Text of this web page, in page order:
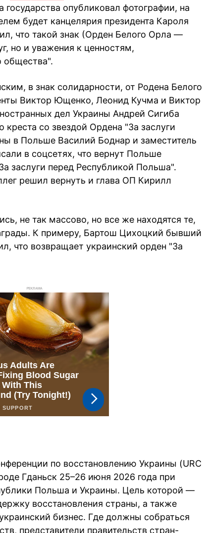
опубликовал фотографии, на
будет канцелярия президента Кароля
что такой знак (Орден Белого Орла —
но и уважения к ценностям,
общества".
в знак солидарности, от Родена Белого
Виктор Ющенко, Леонид Кучма и Виктор
дел Украины Андрей Сигиба
креста со звездой Ордена "За заслуги
в Польше Василий Боднар и заместитель
в соцсетях, что вернут Польше
заслуги перед Республикой Польша".
решил вернуть и глава ОП Кирилл
не так массово, но все же находятся те,
К примеру, Бартош Цихоцкий бывший
что возвращает украинский орден "За
РЕКЛАМА
по восстановлению Украины (URC
Гданьск 25–26 июня 2026 года при
Польша и Украины. Цель которой —
восстановления страны, а также
бизнес. Где должны собраться
представители правительств стран-